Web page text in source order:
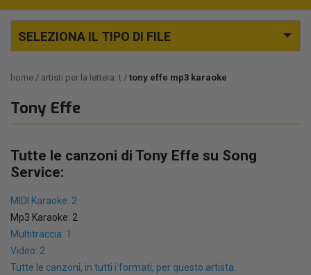
SELEZIONA IL TIPO DI FILE
home artisti per la lettera: t tony effe mp3 karaoke
Tony Effe
Tutte le canzoni di Tony Effe su Song
Service:
MIDI Karaoke: 2
Mp3 Karaoke: 2
Multitraccia: 1
Video: 2
Tutte le canzoni, in tutti i formati, per questo artista.